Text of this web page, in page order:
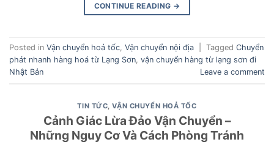
CONTINUE READING →
Posted in Vận chuyển hoả tốc, Vận chuyển nội địa Tagged Chuyển
phát nhanh hàng hoá từ Lạng Sơn, vận chuyển hàng từ lạng sơn đi
Nhật Bản
Leave a comment
TIN TỨC,VẬN CHUYỂN HOẢ TỐC
Cảnh Giác Lừa Đảo Vận Chuyển –
Những Nguy Cơ Và Cách Phòng Tránh